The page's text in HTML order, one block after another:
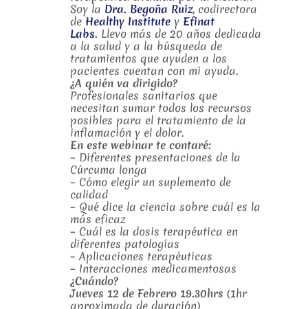
Soy la Dra. Begoña Ruiz, codirectora
deHealthy Institutey Efinat
Labs. Llevo más de 20 años dedicada
a la salud y a la búsqueda de
tratamientos que ayuden a los
pacientes cuentan con mi ayuda.
¿A quién va dirigido?
Profesionales sanitarios que
necesitan sumar todos los recursos
posibles para el tratamiento de la
inflamación y el dolor.
En este webinar te contaré:
– Diferentes presentaciones de la
Cúrcuma longa
– Cómo elegir un suplemento de
calidad
– Qué dice la ciencia sobre cuál es la
más eficaz
– Cuál es la dosis terapéutica en
diferentes patologías
– Aplicaciones terapéuticas
– Interacciones medicamentosas
¿Cuándo?
Jueves 12 de Febrero 19.30hrs (1hr
aproximada de duración)